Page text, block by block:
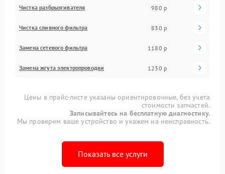
Чистка разбрызгивателя 980 р
Чистка сливного фильтра 830 р
Замена сетевого фильтра 1180 р
Замена жгута электропроводки 1230 р
Цены в прайс-листе указаны ориентировочные, без учета
стоимости запчастей.
Записывайтесь на бесплатную диагностику.
Мы проверим ваше устройство и укажем на неисправность.
Показать все услуги